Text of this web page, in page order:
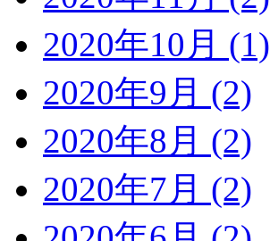
2020年10月 (1)
2020年9月 (2)
2020年8月 (2)
2020年7月 (2)